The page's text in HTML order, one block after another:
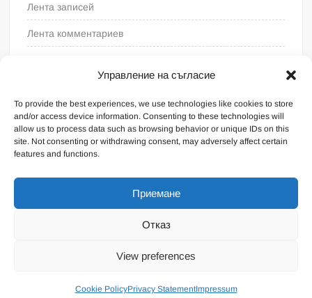
Управление на съгласие
To provide the best experiences, we use technologies like cookies to store
and/or access device information. Consenting to these technologies will
allow us to process data such as browsing behavior or unique IDs on this
site. Not consenting or withdrawing consent, may adversely affect certain
features and functions.
Приемане
Отказ
View preferences
Cookie PolicyPrivacy StatementImpressum
Лента записей
Лента комментариев
На платформе WordPress |Тема FreeNews
Общие условия